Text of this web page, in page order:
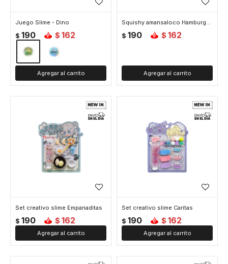
Juego Slime - Dino
$ 190 $ 162
Squishy amansaloco Hamburguesa
$ 190 $ 162
Set creativo slime Empanaditas
$ 190 $ 162
Set creativo slime Caritas
$ 190 $ 162